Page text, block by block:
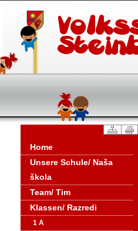
Home
Unsere Schule/ Naša
škola
Team/ Tim
Klassen/ Razredi
1 A